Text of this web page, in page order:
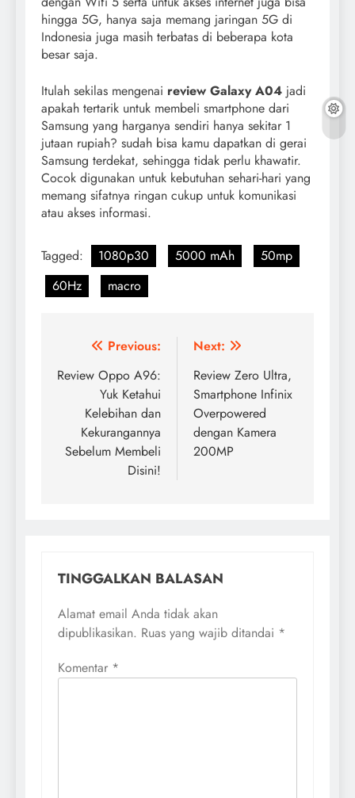
hingga 5G, hanya saja memang jaringan 5G di
Indonesia juga masih terbatas di beberapa kota
besar saja.
Itulah sekilas mengenai review Galaxy A04 jadi
apakah tertarik untuk membeli smartphone dari
Samsung yang harganya sendiri hanya sekitar 1
jutaan rupiah? sudah bisa kamu dapatkan di gerai
Samsung terdekat, sehingga tidak perlu khawatir.
Cocok digunakan untuk kebutuhan sehari-hari yang
memang sifatnya ringan cukup untuk komunikasi
atau akses informasi.
Tagged: 1080p30 5000 mAh
50mp
60Hz
macro
Navigasi
pos
Previous:
Review Oppo A96:
Yuk Ketahui
Kelebihan dan
Kekurangannya
Sebelum Membeli
Disini!
Next:
Review Zero Ultra,
Smartphone Infinix
Overpowered
dengan Kamera
200MP
TINGGALKAN BALASAN
Alamat email Anda tidak akan
dipublikasikan. Ruas yang wajib ditandai *
Komentar *